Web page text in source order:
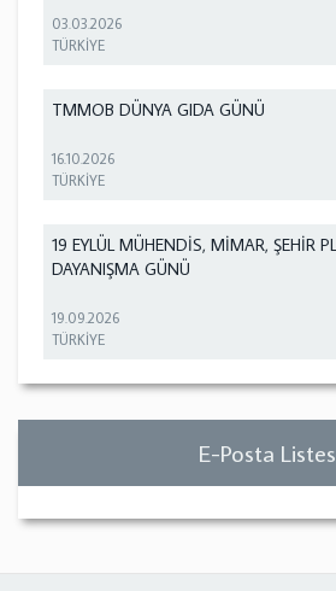
03.03.2026
TÜRKİYE
TMMOB DÜNYA GIDA GÜNÜ
16.10.2026
TÜRKİYE
19 EYLÜL MÜHENDİS, MİMAR, ŞEHİR
DAYANIŞMA GÜNÜ
19.09.2026
TÜRKİYE
E-Posta